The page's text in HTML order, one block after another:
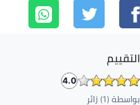
التقييم
4.0
بواسطة ( 1) زائر